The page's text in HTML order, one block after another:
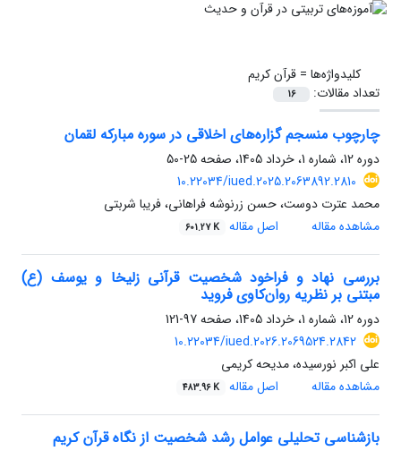
کلیدواژه‌ها =قرآن کریم
تعداد مقالات:
16
چارچوب منسجم گزاره‌های اخلاقی در سوره مبارکه لقمان
دوره 12، شماره 1، خرداد 1405، صفحه
25-50
10.22034/iued.2025.2063892.2810
محمد عترت دوست، حسن زرنوشه فراهانی، فریبا شربتی
مشاهده مقاله
اصل مقاله 601.27 K
بررسی نهاد و فراخود شخصیت قرآنی زلیخا و یوسف (ع)
مبتنی بر نظریه روان‌کاوی فروید
دوره 12، شماره 1، خرداد 1405، صفحه
97-121
10.22034/iued.2026.2069524.2842
علی اکبر نورسیده، مدیحه کریمی
مشاهده مقاله
اصل مقاله 483.96 K
بازشناسی تحلیلی عوامل رشد شخصیت از نگاه قرآن کریم